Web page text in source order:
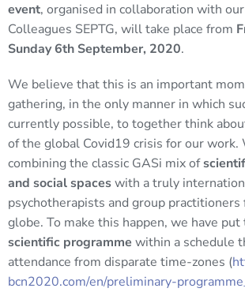
event, organised in collaboration with
Colleagues SEPTG, will take place from
Sunday 6th September, 2020.
We believe that this is an important
gathering, in the only manner in which
currently possible, to together think
of the global Covid19 crisis for our work.
combining the classic GASi mix of
and social spaceswith a truly
psychotherapists and group practitioners
globe. To make this happen, we have
scientific programme within a schedule
attendance from disparate time-zones (
bcn2020.com/en/preliminary-